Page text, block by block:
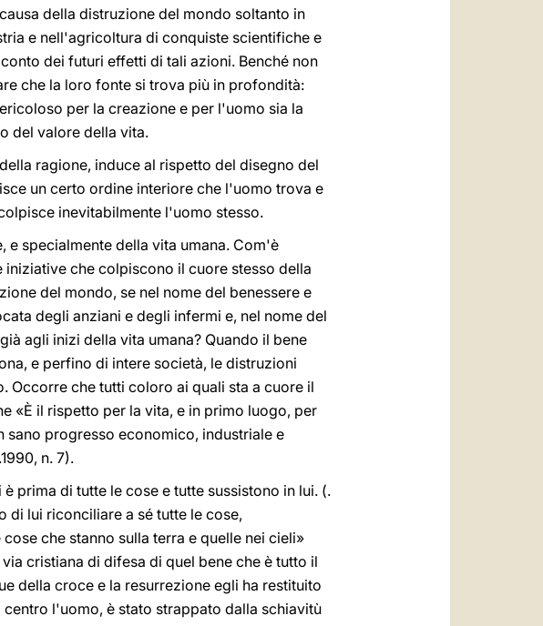
della distruzione del mondo soltanto in
e nell'agricoltura di conquiste scientifiche e
dei futuri effetti di tali azioni. Benché non
che la loro fonte si trova più in profondità:
per la creazione e per l'uomo sia la
del valore della vita.
ragione, induce al rispetto del disegno del
un certo ordine interiore che l'uomo trova e
inevitabilmente l'uomo stesso.
e specialmente della vita umana. Com'è
che colpiscono il cuore stesso della
del mondo, se nel nome del benessere e
degli anziani e degli infermi e, nel nome del
agli inizi della vita umana? Quando il bene
e perfino di intere società, le distruzioni
che tutti coloro ai quali sta a cuore il
«È il rispetto per la vita, e in primo luogo, per
sano progresso economico, industriale e
n. 7).
prima di tutte le cose e tutte sussistono in lui. (.
di lui riconciliare a sé tutte le cose,
che stanno sulla terra e quelle nei cieli»
cristiana di difesa di quel bene che è tutto il
della croce e la resurrezione egli ha restituito
l'uomo, è stato strappato dalla schiavitù